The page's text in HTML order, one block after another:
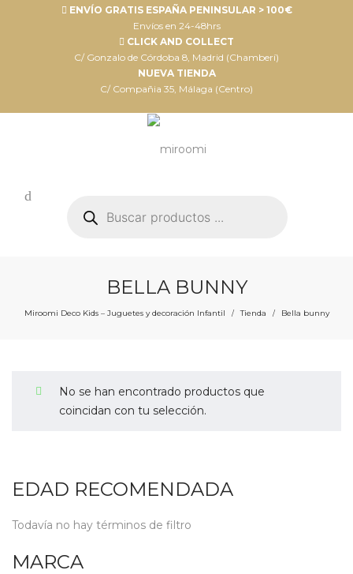
ENVÍO GRATIS ESPAÑA PENINSULAR > 100€
Envíos en 24-48hrs
CLICK AND COLLECT
C/ Gonzalo de Córdoba 8, Madrid (Chamberí)
NUEVA TIENDA
C/ Compañia 35, Málaga (Centro)
productos
BELLA BUNNY
Miroomi Deco Kids – Juguetes y decoración Infantil / Tienda / Bella bunny
No se han encontrado productos que
coincidan con tu selección.
EDAD RECOMENDADA
Todavía no hay términos de filtro
MARCA